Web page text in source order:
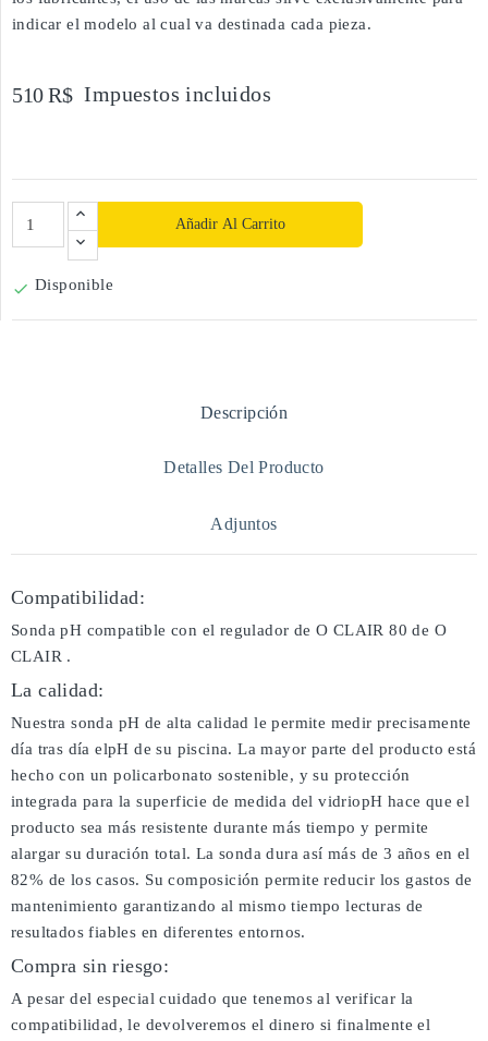
indicar el modelo al cual va destinada cada pieza.
510 R$ Impuestos incluidos
Añadir Al Carrito
 Disponible
Descripción
Detalles Del Producto
Adjuntos
Compatibilidad:
Sonda pH compatible con el regulador de O CLAIR 80 de O
CLAIR .
La calidad:
Nuestra sonda pH de alta calidad le permite medir precisamente
día tras día elpH de su piscina. La mayor parte del producto está
hecho con un policarbonato sostenible, y su protección
integrada para la superficie de medida del vidriopH hace que el
producto sea más resistente durante más tiempo y permite
alargar su duración total. La sonda dura así más de 3 años en el
82% de los casos. Su composición permite reducir los gastos de
mantenimiento garantizando al mismo tiempo lecturas de
resultados fiables en diferentes entornos.
Compra sin riesgo:
A pesar del especial cuidado que tenemos al verificar la
compatibilidad, le devolveremos el dinero si finalmente el